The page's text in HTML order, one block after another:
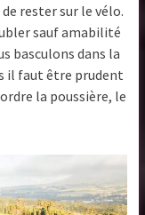
rester sur le vélo.
sauf amabilité
basculons dans la
il faut être prudent
la poussière, le